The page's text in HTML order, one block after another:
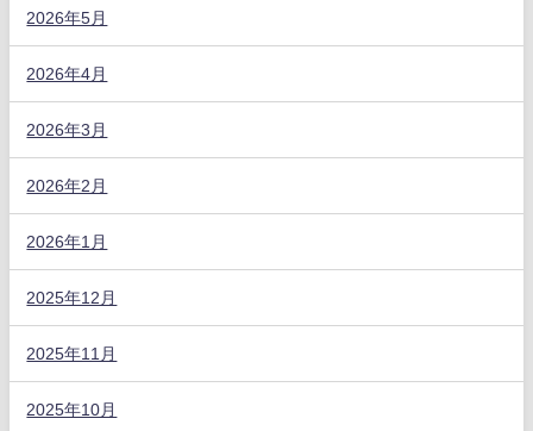
2026年5月
2026年4月
2026年3月
2026年2月
2026年1月
2025年12月
2025年11月
2025年10月